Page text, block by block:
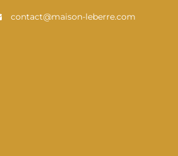
contact@maison-leberre.com